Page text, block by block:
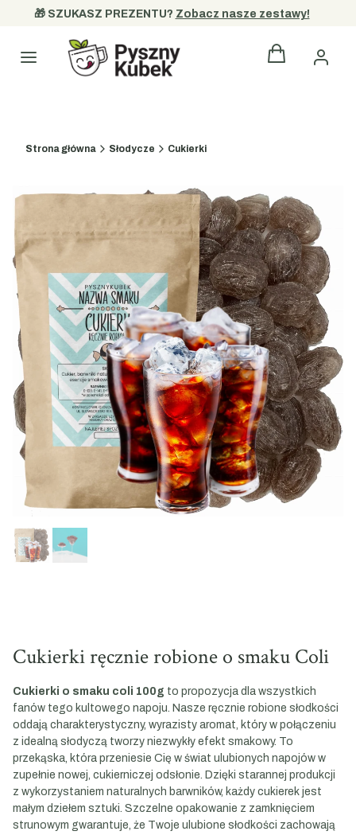
🎁 SZUKASZ PREZENTU? Zobacz nasze zestawy!
Kategorie Produkty w
Strona główna Słodycze Cukierki
Cukierki ręcznie robione o smaku Coli
Cukierki o smaku coli 100g to propozycja dla wszystkich
fanów tego kultowego napoju. Nasze ręcznie robione słodkości
oddają charakterystyczny, wyrazisty aromat, który w połączeniu
z idealną słodyczą tworzy niezwykły efekt smakowy. To
przekąska, która przeniesie Cię w świat ulubionych napojów w
zupełnie nowej, cukierniczej odsłonie. Dzięki starannej produkcji
z wykorzystaniem naturalnych barwników, każdy cukierek jest
małym dziełem sztuki. Szczelne opakowanie z zamknięciem
strunowym gwarantuje, że Twoje ulubione słodkości zachowają